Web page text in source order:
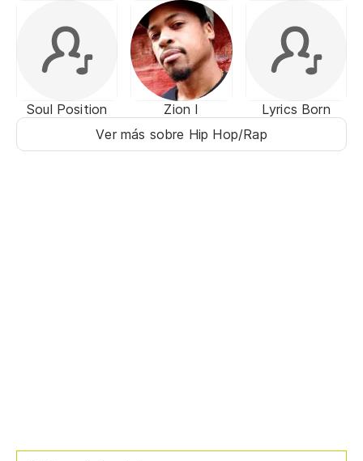
Soul Position Zion I
Lyrics Born
Ver más sobre Hip Hop/Rap